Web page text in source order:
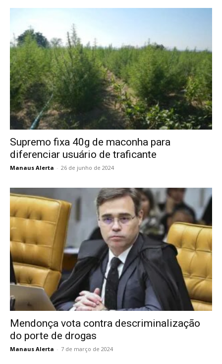
Supremo fixa 40g de maconha para
diferenciar usuário de traficante
Manaus Alerta - 26 de junho de 2024
Mendonça vota contra descriminalização
do porte de drogas
Manaus Alerta - 7 de março de 2024